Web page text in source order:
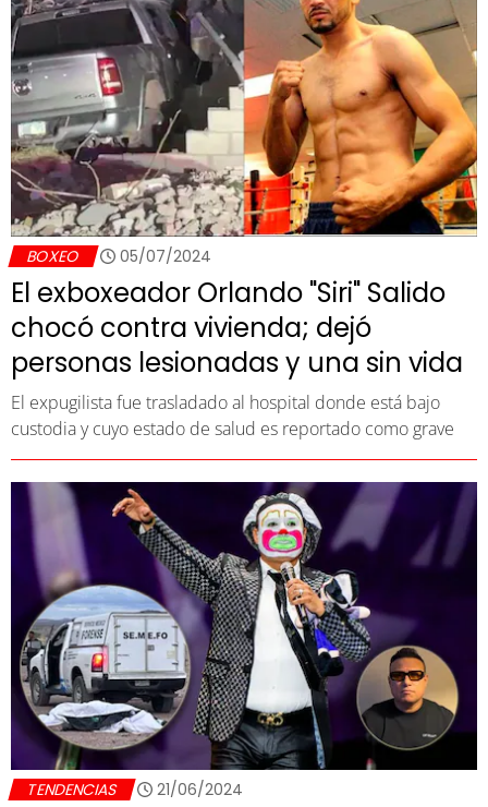
BOXEO 05/07/2024
El exboxeador Orlando "Siri" Salido
chocó contra vivienda; dejó
personas lesionadas y una sin vida
El expugilista fue trasladado al hospital donde está bajo
custodia y cuyo estado de salud es reportado como grave
TENDENCIAS 21/06/2024